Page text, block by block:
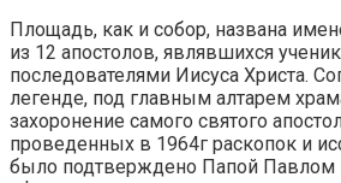
Площадь, как и собор, названа
из 12 апостолов, являвшихся
последователями Иисуса Христа.
легенде, под главным алтарем
захоронение самого святого
проведенных в 1964г раскопок и
было подтверждено Папой Павлом